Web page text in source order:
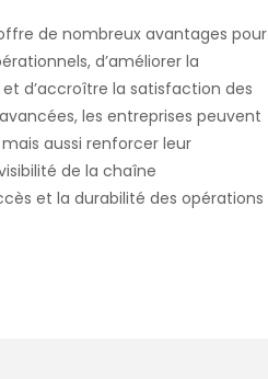
de nombreux avantages pour
d’améliorer la
d’accroître la satisfaction des
les entreprises peuvent
aussi renforcer leur
de la chaîne
et la durabilité des opérations